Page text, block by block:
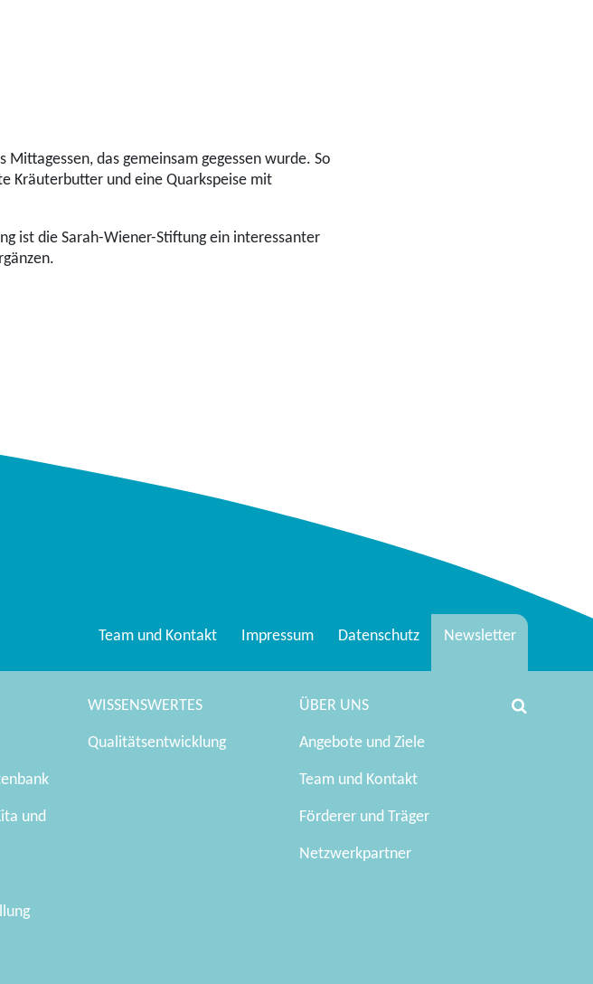
das gemeinsam gegessen wurde. So
Kräuterbutter und eine Quarkspeise mit
ist die Sarah-Wiener-Stiftung ein interessanter
Team und Kontakt Impressum Datenschutz Newsletter
und
WISSENSWERTES
Qualitätsentwicklung
ÜBER UNS
Angebote und Ziele
Team und Kontakt
Förderer und Träger
Netzwerkpartner